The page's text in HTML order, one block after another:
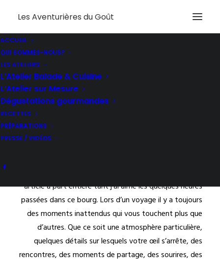
Les Aventurières du Goût
ACCUEIL
QUI SOMMES-NOUS?
LES ATELIERS
L’Atelier Balade & Cuisine
L’Atelier sur Mesure
Dégustations gourmandes
RECETTES
PRÉPARATIONS
PRESSE / VIDÉOS
Septembre 2016
Il est temps de vous raconter le dernier volet de mon
week-end autour du Ventoux. Je vous avais quittées à
article à part entière tant j’ai aimé les quelques heures
passées dans ce bourg. Lors d’un voyage il y a toujours
des moments inattendus qui vous touchent plus que
d’autres. Que ce soit une atmosphère particulière,
quelques détails sur lesquels votre œil s’arrête, des
rencontres, des moments de partage, des sourires, des